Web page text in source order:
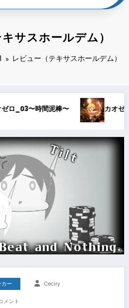
サスホールデム）
1 レビュー（テキサスホールデム）
ゼロ_02〜オルレア考察〜
ー Ceciry
メント